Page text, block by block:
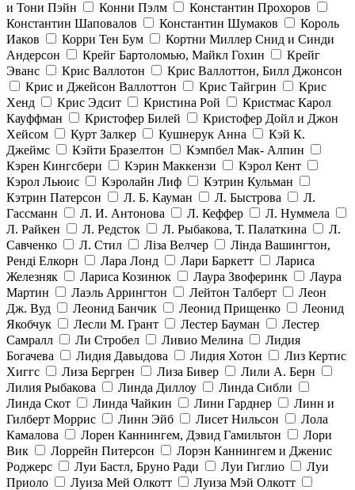
и Тони Пэйн
Конни Пэлм
Константин Прохоров
Константин Шаповалов
Константин Шумаков
Король
Иаков
Корри Тен Бум
Кортни Миллер Снид и Синди
Андерсон
Крейг Бартоломью, Майкл Гохин
Крейг
Эванс
Крис Валлотон
Крис Валлоттон, Билл Джонсон
Крис и Джейсон Валлоттон
Крис Тайгрин
Крис
Хенд
Крис Эдсит Кристина Рой
Кристмас Карол
Кауффман
Кристофер Билей
Кристофер Дойл и Джон
Хейсом
Курт Залкер Кушнерук Анна
Кэй К.
Джеймс
Кэйти Бразелтон
Кэмпбел Мак- Алпин
Кэрен Кингсбери
Кэрин Маккензи
Кэрол Кент
Кэрол Льюис
Кэролайн Лиф
Кэтрин Кульман
Кэтрин Патерсон
Л. Б. Кауман Л. Быстрова
Л.
Гассманн
Л. И. Антонова Л. Кеффер
Л. Нуммела
Л. Райкен
Л. Редсток Л. Рыбакова, Т. Палаткина
Л.
Савченко
Л. Стил Ліза Велчер
Лінда Вашингтон,
Ренді Елкорн
Лара Лонд Лари Баркетт
Лариса
Железняк
Лариса Козинюк Лаура Звоферинк
Лаура
Мартин
Лаэль Аррингтон Лейтон Талберт
Леон
Дж. Вуд
Леонид Банчик Леонид Прищенко
Леонид
Якобчук
Лесли М. Грант Лестер Бауман
Лестер
Самралл
Ли Стробел Ливио Мелина
Лидия
Богачева
Лидия Давыдова Лидия Хотон
Лиз Кертис
Хиггс
Лиза Бергрен Лиза Бивер
Лили А. Берн
Лилия Рыбакова
Линда Диллоу
Линда Сибли
Линда Скот
Линда Чайкин Линн Гарднер
Линн и
Гилберт Моррис
Линн Эйб Лисет Нильсон
Лола
Камалова
Лорен Каннингем, Дэвид Гамильтон
Лори
Вик
Лоррейн Питерсон
Лорэн Каннингем и Дженис
Роджерс
Луи Бастл, Бруно Ради Луи Гиглио
Луи
Приоло
Луиза Мей Олкотт Луиза Мэй Олкотт